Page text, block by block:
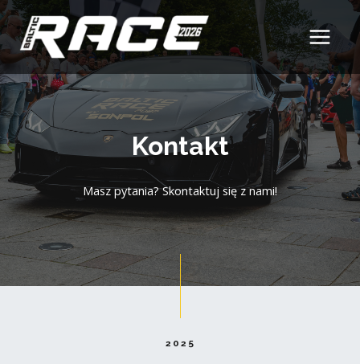
Skip
to
content
MAIN
Kontakt
Masz pytania? Skontaktuj się z nami!
2025